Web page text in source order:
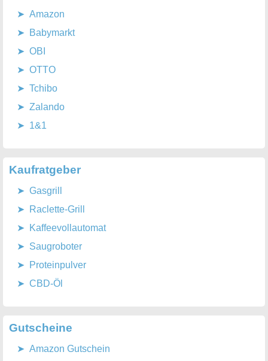
Amazon
Babymarkt
OBI
OTTO
Tchibo
Zalando
1&1
Kaufratgeber
Gasgrill
Raclette-Grill
Kaffeevollautomat
Saugroboter
Proteinpulver
CBD-Öl
Gutscheine
Amazon Gutschein